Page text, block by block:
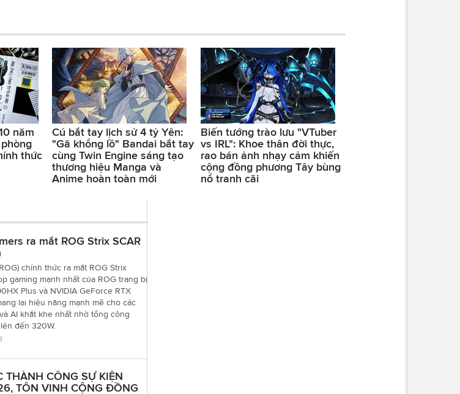
năm
thức
Cú bắt tay lịch sử 4 tỷ Yên:
"Gã khổng lồ" Bandai bắt tay
cùng Twin Engine sáng tạo
thương hiệu Manga và
Anime hoàn toàn mới
Biến tướng trào lưu "VTuber
vs IRL": Khoe thân đời thực,
rao bán ảnh nhạy cảm khiến
cộng đồng phương Tây bùng
nổ tranh cãi
ra mắt ROG Strix SCAR
chính thức ra mắt ROG Strix
gaming mạnh nhất của ROG trang bị
Plus và NVIDIA GeForce RTX
lại hiệu năng mạnh mẽ cho các
AI khắt khe nhất nhờ tổng công
đến 320W.
THÀNH CÔNG SỰ KIỆN
TÔN VINH CỘNG ĐỒNG